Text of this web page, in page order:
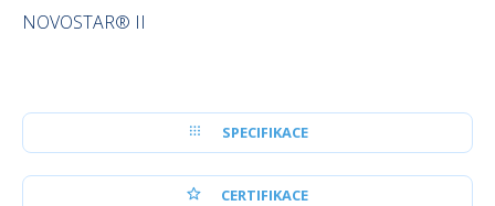
NOVOSTAR® II
SPECIFIKACE
CERTIFIKACE